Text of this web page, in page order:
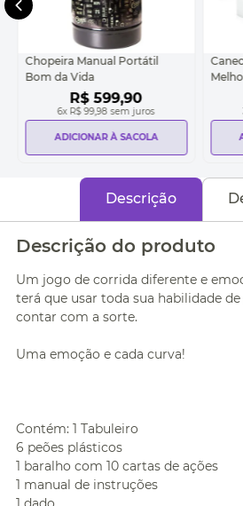
Chopeira Manual Portátil
Bom da Vida
R$ 599,90
6x R$ 99,98 sem juros
ADICIONAR À SACOLA
Descrição
Descrição do produto
Um jogo de corrida diferente e
terá que usar toda sua habilidade
contar com a sorte.
Uma emoção e cada curva!
Contém: 1 Tabuleiro
6 peões plásticos
1 baralho com 10 cartas de ações
1 manual de instruções